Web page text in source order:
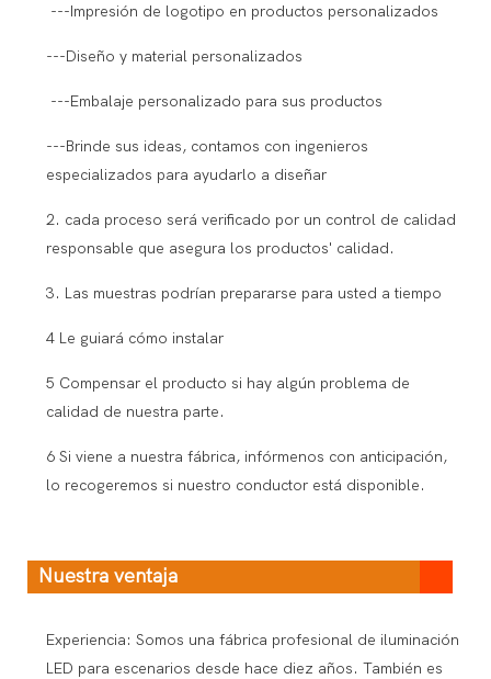
---Impresión de logotipo en productos personalizados
---Diseño y material personalizados
---Embalaje personalizado para sus productos
---Brinde sus ideas, contamos con ingenieros
especializados para ayudarlo a diseñar
2. cada proceso será verificado por un control de calidad
responsable que asegura los productos' calidad.
3. Las muestras podrían prepararse para usted a tiempo
4 Le guiará cómo instalar
5 Compensar el producto si hay algún problema de
calidad de nuestra parte.
6 Si viene a nuestra fábrica, infórmenos con anticipación,
lo recogeremos si nuestro conductor está disponible.
Nuestra ventaja
Experiencia: Somos una fábrica profesional de iluminación
LED para escenarios desde hace diez años. También es